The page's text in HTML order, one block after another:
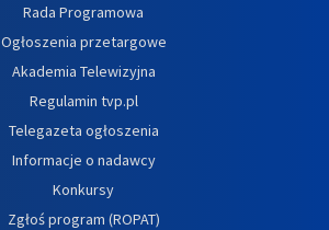
Rada Programowa
Ogłoszenia przetargowe
Akademia Telewizyjna
Regulamin tvp.pl
Telegazeta ogłoszenia
Informacje o nadawcy
Konkursy
Zgłoś program (ROPAT)